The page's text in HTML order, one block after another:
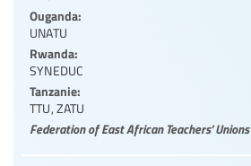
Ouganda:
UNATU
Rwanda:
SYNEDUC
Tanzanie:
TTU, ZATU
Federation of East African Teachers’ Unions